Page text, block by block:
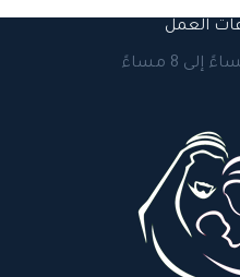
العمل